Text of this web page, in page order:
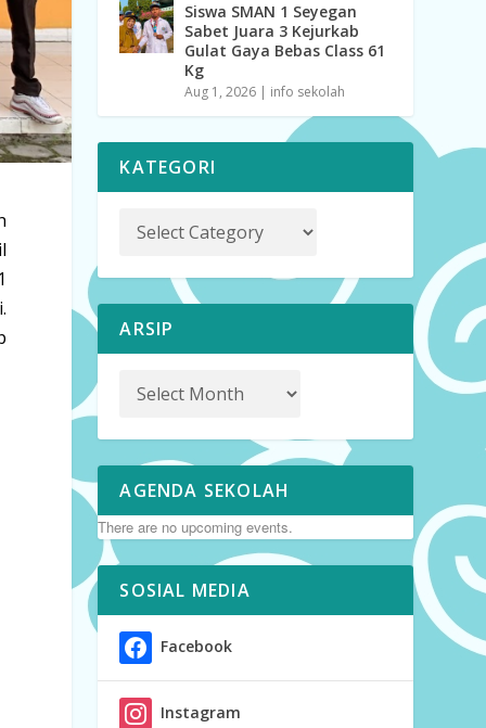
Siswa SMAN 1 Seyegan
Sabet Juara 3 Kejurkab
Gulat Gaya Bebas Class 61
Kg
Aug 1, 2026 | info sekolah
KATEGORI
ARSIP
AGENDA SEKOLAH
There are no upcoming events.
SOSIAL MEDIA
Facebook
Instagram